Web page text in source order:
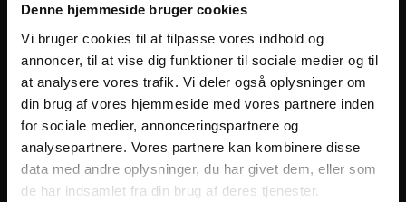
Denne hjemmeside bruger cookies
Vi bruger cookies til at tilpasse vores indhold og
annoncer, til at vise dig funktioner til sociale medier og til
at analysere vores trafik. Vi deler også oplysninger om
din brug af vores hjemmeside med vores partnere inden
for sociale medier, annonceringspartnere og
analysepartnere. Vores partnere kan kombinere disse
data med andre oplysninger, du har givet dem, eller som
de har indsamlet fra din brug af deres tjenester.